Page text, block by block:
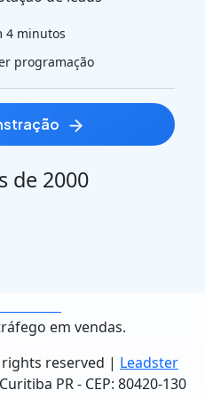
4 minutos
programação
de 2000
em vendas.
reserved | Leadster
PR - CEP: 80420-130